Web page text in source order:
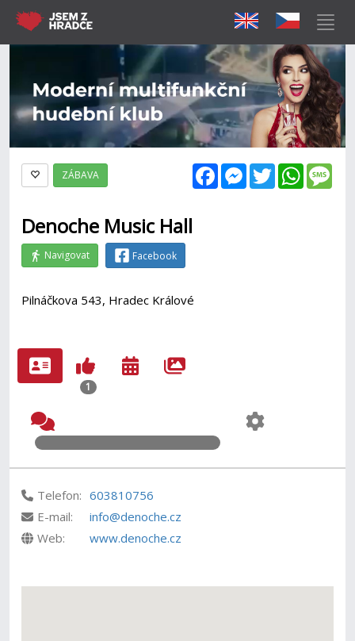
FacebookMessenger
Twitter
ZÁBAVA
Denoche Music Hall
Navigovat Facebook
Pilnáčkova 543, Hradec Králové
1
Telefon: 603810756
E-mail:
info@denoche.cz
Web:
www.denoche.cz